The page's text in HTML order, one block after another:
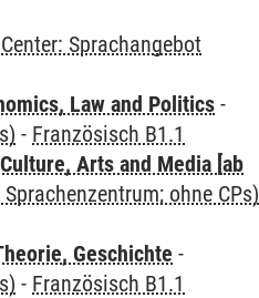
Sprachangebot
Law and Politics -
- Französisch B1.1
Arts and Media [ab
ohne CPs)
Geschichte -
- Französisch B1.1